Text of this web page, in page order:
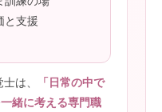
と支援
は、
「日常の中で
緒に考える専門職